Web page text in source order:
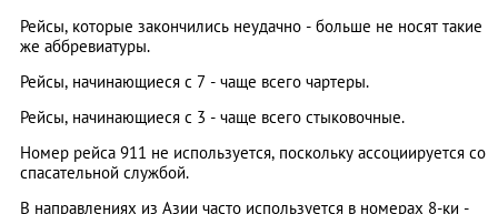
Рейсы, которые закончились неудачно - больше не носят такие
же аббревиатуры.
Рейсы, начинающиеся с 7 - чаще всего чартеры.
Рейсы, начинающиеся с 3 - чаще всего стыковочные.
Номер рейса 911 не используется, поскольку ассоциируется со
спасательной службой.
В направлениях из Азии часто используется в номерах 8-ки -